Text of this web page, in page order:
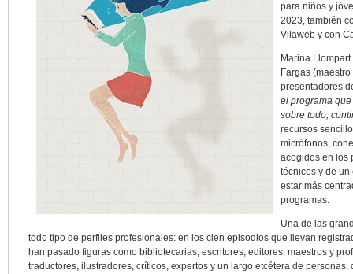
para niños y
2023, también
Vilaweb y con
Marina
Fargas
presentadores
el programa
sobre todo,
recursos
micrófonos,
acogidos en los
técnicos y de
estar más
programas.
Una de las
todo tipo de perfiles profesionales: en los cien episodios que llevan
han pasado figuras como bibliotecarias, escritores, editores, maestros y
traductores, ilustradores, críticos, expertos y un largo etcétera de